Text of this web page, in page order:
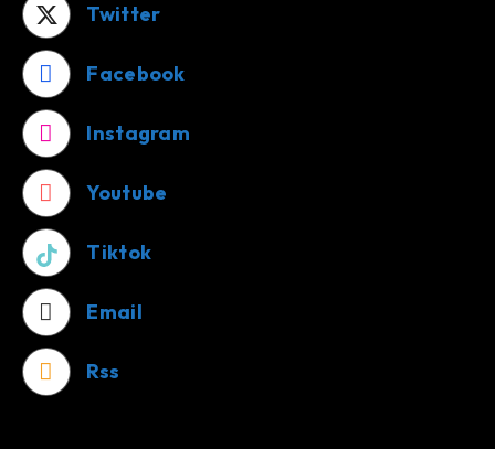
Twitter
Facebook
Instagram
Youtube
Tiktok
Email
Rss